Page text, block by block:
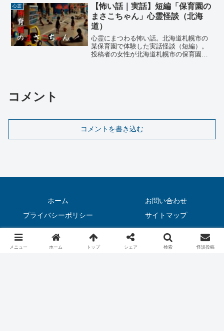
楽しんでいた。暫くして山には付き物の
心霊スポットや危険な峠道にも慣れてき
た頃…
心霊
【怖い話｜実話】短編「保育園の
まさこちゃん」心霊怪談（北海
道）
心霊にまつわる怖い話。北海道札幌市の
某保育園で体験した実話怪談（短編）。
投稿者の女性が北海道札幌市の保育園に
コメント
コメントを書き込む
ホーム
お問い合わせ
プライバシーポリシー
サイトマップ
© 2020 怖い話（実話）｜恐虫リリー.
メニュー ホーム トップ シェア 検索 怪談投稿